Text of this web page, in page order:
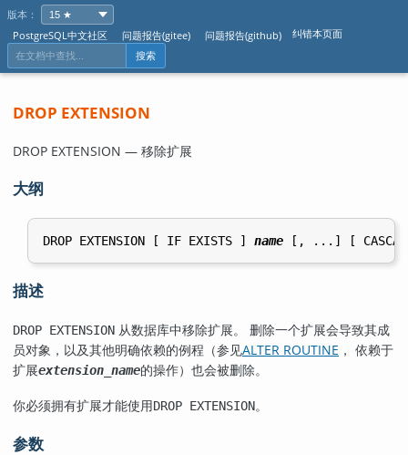
版本：
PostgreSQL中文社区
问题报告(gitee) 问题报告(github) 纠错本页面
搜索
DROP EXTENSION
DROP EXTENSION — 移除扩展
大纲
DROP EXTENSION [ IF EXISTS ] name
描述
DROP EXTENSION 从数据库中移除扩展。 删除一个扩展会导致其成
员对象，以及其他明确依赖的例程（参见ALTER ROUTINE ， 依赖于
扩展extension_name的操作）也会被删除。
你必须拥有扩展才能使用DROP EXTENSION。
参数